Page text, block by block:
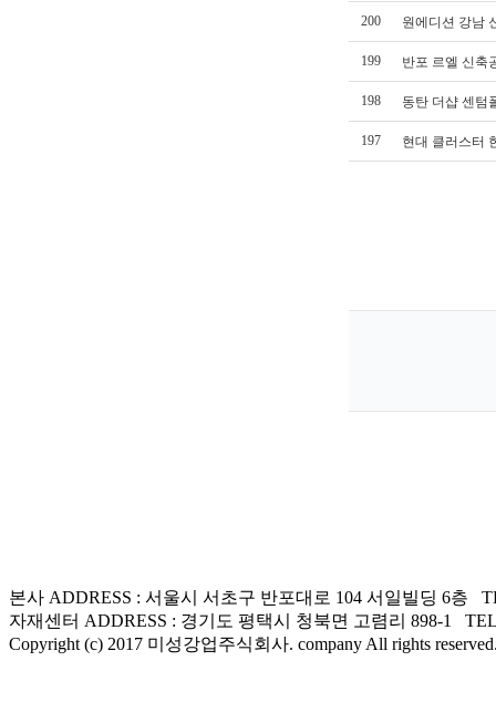
200 원에디션 강남
199 반포 르엘 신축
198 동탄 더샵 센텀
197 현대 클러스터
본사 ADDRESS : 서울시 서초구 반포대로 104 서일빌딩 6층
자재센터 ADDRESS : 경기도 평택시 청북면 고렴리 898-1
Copyright (c) 2017 미성강업주식회사. company All rights